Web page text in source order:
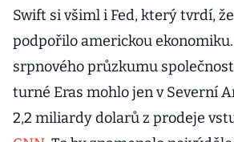
Swift si všiml i Fed, který tvrdí,
podpořilo americkou
srpnového průzkumu
turné Eras mohlo jen v Severní
2,2 miliardy dolarů z prodeje